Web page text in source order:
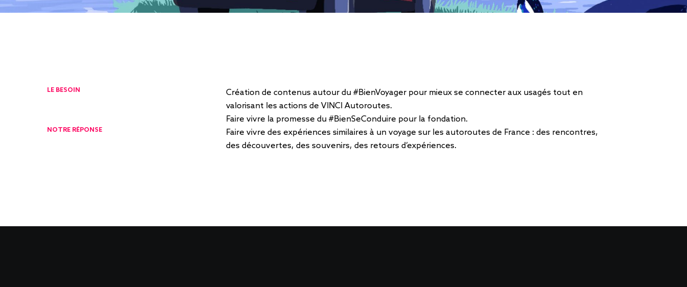
LE BESOIN
Création de contenus autour du #BienVoyager pour mieux se connecter aux usagés tout en
valorisant les actions de VINCI Autoroutes.
Faire vivre la promesse du #BienSeConduire pour la fondation.
NOTRE RÉPONSE
Faire vivre des expériences similaires à un voyage sur les autoroutes de France : des rencontres,
des découvertes, des souvenirs, des retours d’expériences.